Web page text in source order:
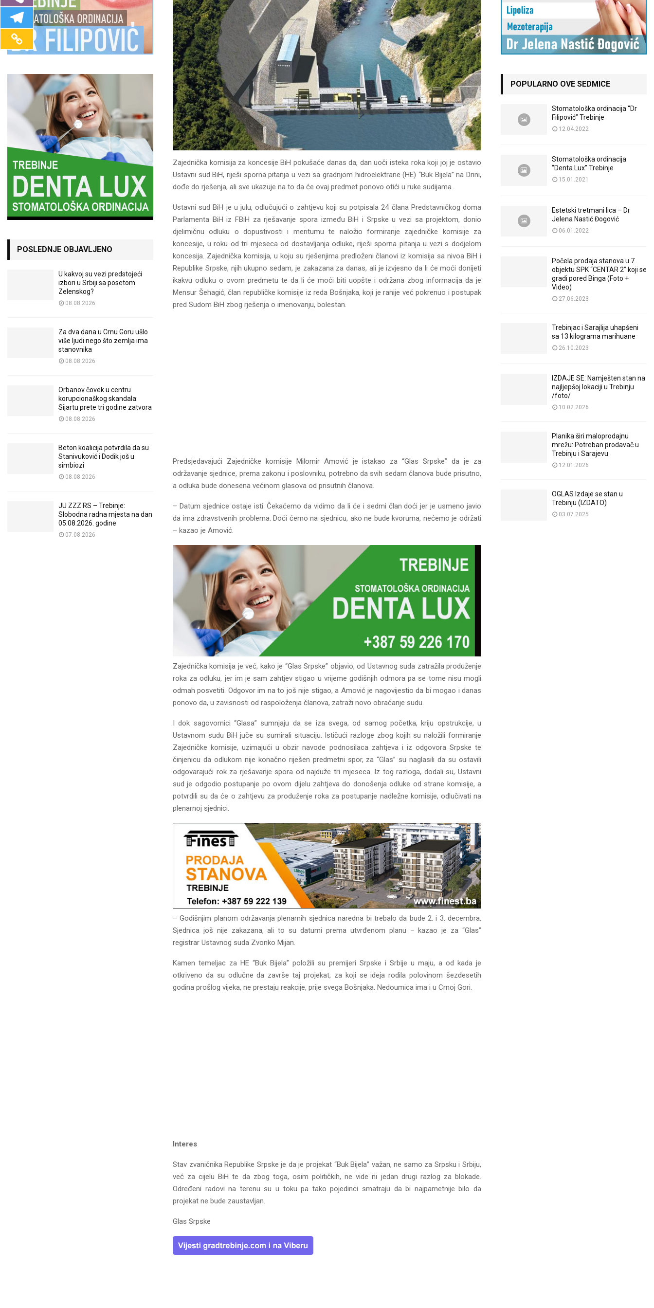
Zajednička komisija za koncesije BiH pokušaće danas da, dan uoči isteka roka koji joj je ostavio
Ustavni sud BiH, riješi sporna pitanja u vezi sa gradnjom hidroelektrane (HE) “Buk Bijela” na Drini,
dođe do rješenja, ali sve ukazuje na to da će ovaj predmet ponovo otići u ruke sudijama.
Ustavni sud BiH je u julu, odlučujući o zahtjevu koji su potpisala 24 člana Predstavničkog doma
Parlamenta BiH iz FBiH za rješavanje spora između BiH i Srpske u vezi sa projektom, donio
djelimičnu odluku o dopustivosti i meritumu te naložio formiranje zajedničke komisije za
koncesije, u roku od tri mjeseca od dostavljanja odluke, riješi sporna pitanja u vezi s dodjelom
koncesija. Zajednička komisija, u koju su rješenjima predloženi članovi iz komisija sa nivoa BiH i
Republike Srpske, njih ukupno sedam, je zakazana za danas, ali je izvjesno da li će moći donijeti
ikakvu odluku o ovom predmetu te da li će moći biti uopšte i održana zbog informacija da je
Mensur Šehagić, član republičke komisije iz reda Bošnjaka, koji je ranije već pokrenuo i postupak
pred Sudom BiH zbog rješenja o imenovanju, bolestan.
Predsjedavajući Zajedničke komisije Milomir Amović je istakao za “Glas Srpske” da je za
održavanje sjednice, prema zakonu i poslovniku, potrebno da svih sedam članova bude prisutno,
a odluka bude donesena većinom glasova od prisutnih članova.
– Datum sjednice ostaje isti. Čekaćemo da vidimo da li će i sedmi član doći jer je usmeno javio
da ima zdravstvenih problema. Doći ćemo na sjednicu, ako ne bude kvoruma, nećemo je održati
– kazao je Amović.
Zajednička komisija je već, kako je “Glas Srpske” objavio, od Ustavnog suda zatražila produženje
roka za odluku, jer im je sam zahtjev stigao u vrijeme godišnjih odmora pa se tome nisu mogli
odmah posvetiti. Odgovor im na to još nije stigao, a Amović je nagovijestio da bi mogao i danas
ponovo da, u zavisnosti od raspoloženja članova, zatraži novo obraćanje sudu.
I dok sagovornici “Glasa” sumnjaju da se iza svega, od samog početka, kriju opstrukcije, u
Ustavnom sudu BiH juče su sumirali situaciju. Ističući razloge zbog kojih su naložili formiranje
Zajedničke komisije, uzimajući u obzir navode podnosilaca zahtjeva i iz odgovora Srpske te
činjenicu da odlukom nije konačno riješen predmetni spor, za “Glas” su naglasili da su ostavili
odgovarajući rok za rješavanje spora od najduže tri mjeseca. Iz tog razloga, dodali su, Ustavni
sud je odgodio postupanje po ovom dijelu zahtjeva do donošenja odluke od strane komisije, a
potvrdili su da će o zahtjevu za produženje roka za postupanje nadležne komisije, odlučivati na
plenarnoj sjednici.
– Godišnjim planom održavanja plenarnih sjednica naredna bi trebalo da bude 2. i 3. decembra.
Sjednica još nije zakazana, ali to su datumi prema utvrđenom planu – kazao je za “Glas”
registrar Ustavnog suda Zvonko Mijan.
Kamen temeljac za HE “Buk Bijela” položili su premijeri Srpske i Srbije u maju, a od kada je
otkriveno da su odlučne da završe taj projekat, za koji se ideja rodila polovinom šezdesetih
godina prošlog vijeka, ne prestaju reakcije, prije svega Bošnjaka. Nedoumica ima i u Crnoj Gori.
Interes
Stav zvaničnika Republike Srpske je da je projekat “Buk Bijela” važan, ne samo za Srpsku i Srbiju,
već za cijelu BiH te da zbog toga, osim političkih, ne vide ni jedan drugi razlog za blokade.
Određeni radovi na terenu su u toku pa tako pojedinci smatraju da bi najpametnije bilo da
projekat ne bude zaustavljan.
Glas Srpske
POSLEDNJE OBJAVLJENO
U kakvoj su vezi predstojeći
izbori u Srbiji sa posetom
Zelenskog?
08.08.2026
Za dva dana u Crnu Goru ušlo
više ljudi nego što zemlja ima
stanovnika
08.08.2026
Orbanov čovek u centru
korupcionaškog skandala:
Sijartu prete tri godine zatvora
08.08.2026
Beton koalicija potvrdila da su
Stanivuković i Dodik još u
simbiozi
08.08.2026
JU ZZZ RS – Trebinje:
Slobodna radna mjesta na dan
05.08.2026. godine
07.08.2026
POPULARNO OVE SEDMICE
Stomatološka ordinacija “Dr
Filipović” Trebinje
12.04.2022
Stomatološka ordinacija
“Denta Lux” Trebinje
15.01.2021
Estetski tretmani lica – Dr
Jelena Nastić Đogović
06.01.2022
Počela prodaja stanova u 7.
objektu SPK “CENTAR 2” koji se
gradi pored Binga (Foto +
Video)
27.06.2023
Trebinjac i Sarajlija uhapšeni
sa 13 kilograma marihuane
26.10.2023
IZDAJE SE: Namješten stan na
najljepšoj lokaciji u Trebinju
/foto/
10.02.2026
Planika širi maloprodajnu
mrežu: Potreban prodavač u
Trebinju i Sarajevu
12.01.2026
OGLAS Izdaje se stan u
Trebinju (IZDATO)
03.07.2025